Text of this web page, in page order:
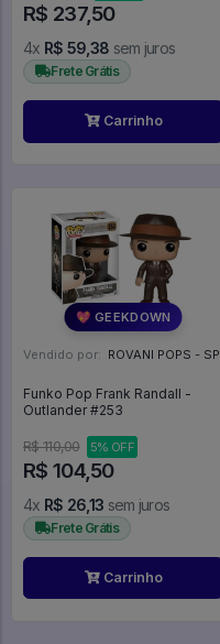
R$ 237,50
4x R$ 59,38 sem juros
Frete Grátis
Carrinho
💖 GEEKDOWN
Vendido por: ROVANI POPS - SP
Funko Pop Frank Randall -
Outlander #253
R$ 110,00 5% OFF
R$ 104,50
4x R$ 26,13 sem juros
Frete Grátis
Carrinho